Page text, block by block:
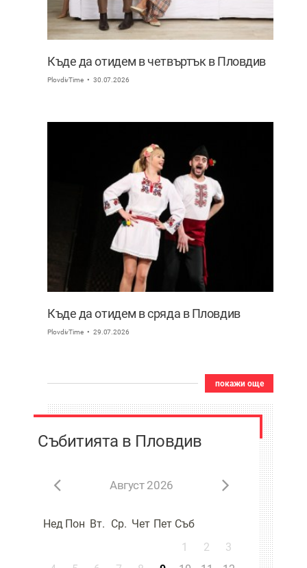
Къде да отидем в четвъртък в Пловдив
PlovdivTime 30.07.2026
Къде да отидем в сряда в Пловдив
PlovdivTime 29.07.2026
покажи още
Събитията в Пловдив
Август 2026
Нед Пон Вт. Ср. Чет Пет Съб
1
2
3